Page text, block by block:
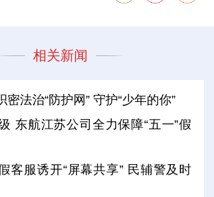
相关新闻
密法治“防护网” 守护“少年的你”
东航江苏公司全力保障“五一”假
客服诱开“屏幕共享” 民辅警及时